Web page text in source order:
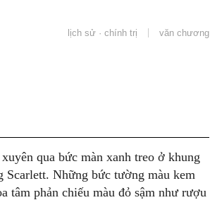
lịch sử · chính trị văn chương
qua bức màn xanh treo ở khung
Scarlett. Những bức tường màu kem
tâm phản chiếu màu đỏ sậm như rượu